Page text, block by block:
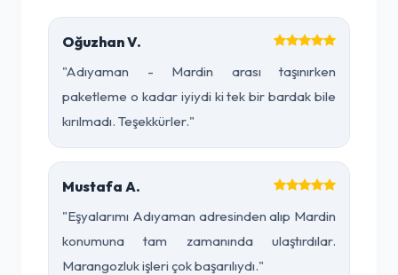
Oğuzhan V.
"Adıyaman - Mardin arası taşınırken
paketleme o kadar iyiydi ki tek bir bardak bile
kırılmadı. Teşekkürler."
Mustafa A.
"Eşyalarımı Adıyaman adresinden alıp Mardin
konumuna tam zamanında ulaştırdılar.
Marangozluk işleri çok başarılıydı."